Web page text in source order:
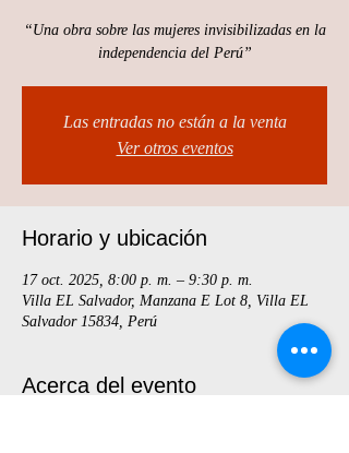
“Una obra sobre las mujeres invisibilizadas en la
independencia del Perú”
Las entradas no están a la venta
Ver otros eventos
Horario y ubicación
17 oct. 2025, 8:00 p. m. – 9:30 p. m.
Villa EL Salvador, Manzana E Lot 8, Villa EL
Salvador 15834, Perú
Acerca del evento